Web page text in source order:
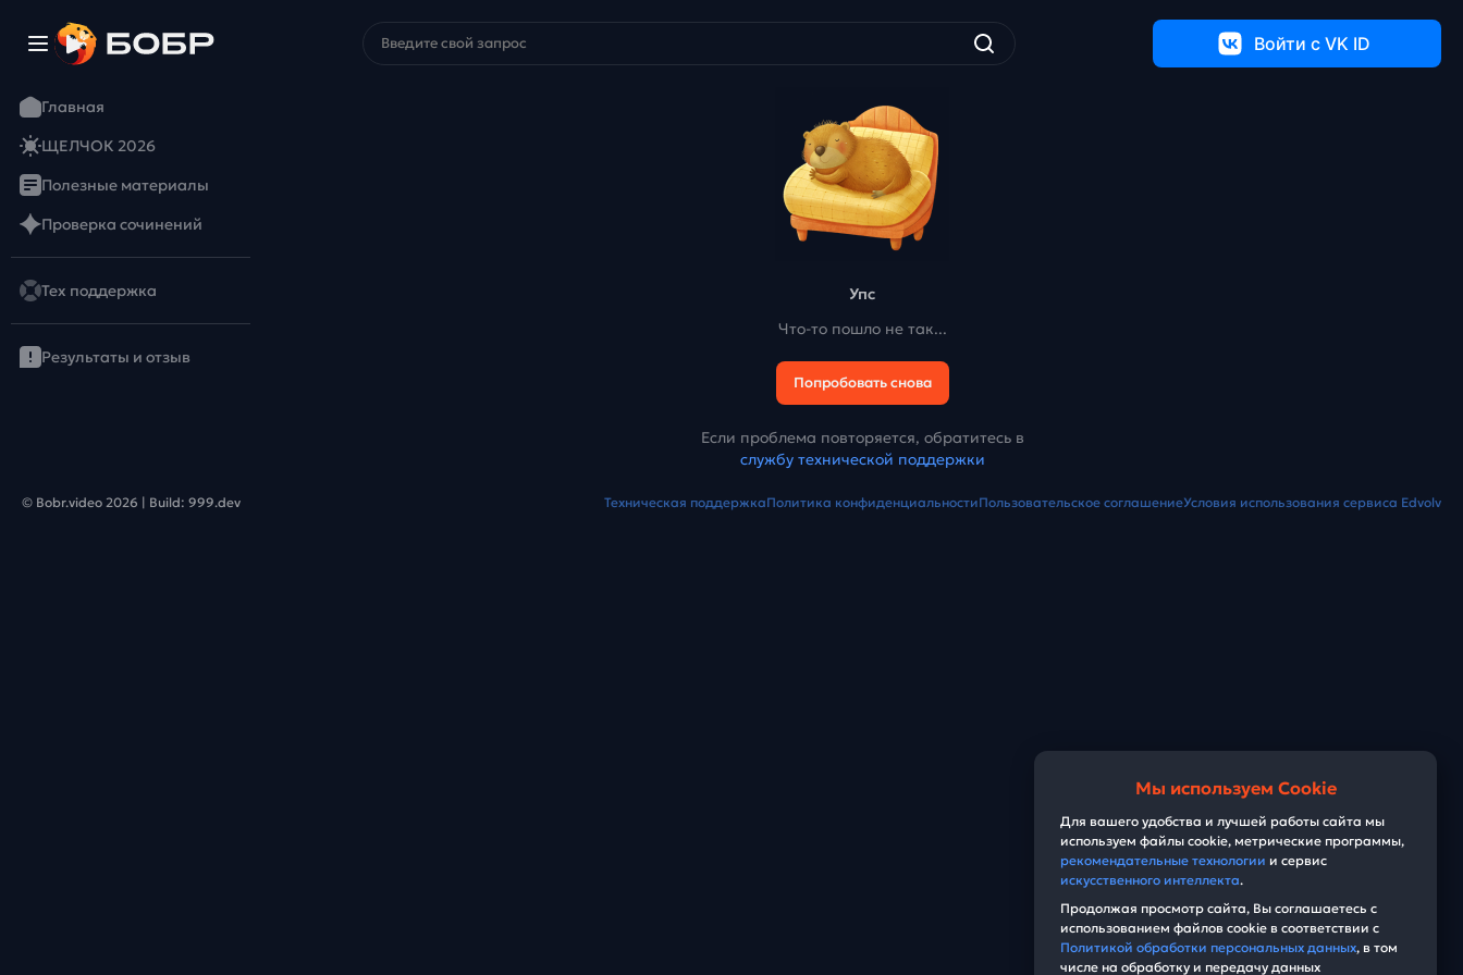
Войти c VK ID
Главная
ЩЕЛЧОК 2026
Полезные материалы
Проверка сочинений
Тех поддержка
Результаты и отзыв
Упс
Что-то пошло не так...
Попробовать снова
Если проблема повторяется, обратитесь в
службу технической поддержки
© Bobr.video 2026 | Build: 999.dev Техническая поддержкаПолитика конфиденциальностиПользовательское соглашениеУсловия использования сервиса Edvolv
Мы используем Cookie
Для вашего удобства и лучшей работы сайта мы
используем файлы cookie, метрические программы,
рекомендательные технологии и сервис
искусственного интеллекта.
Продолжая просмотр сайта, Вы соглашаетесь с
использованием файлов cookie в соответствии с
Политикой обработки персональных данных, в том
числе на обработку и передачу данных